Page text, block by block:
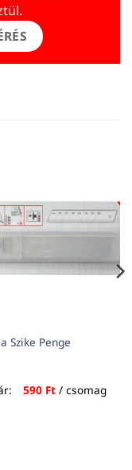
Szike Penge
590 Ft/ csomag